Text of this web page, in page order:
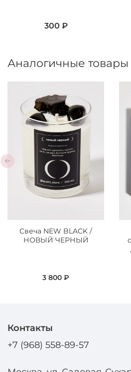
300 ₽
Аналогичные товары
Свеча NEW BLACK /
НОВЫЙ ЧЕРНЫЙ
3 800 ₽
Контакты
+7 (968) 558-89-57